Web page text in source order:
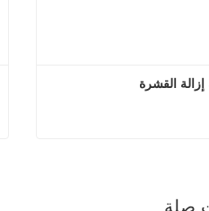
صلة